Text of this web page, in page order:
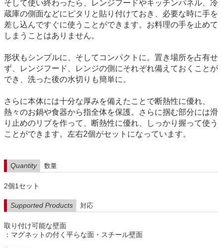
そして使い終わったら、レンジフードやキッチンパネル、冷
蔵庫の側面などにピタリと貼り付けておき、必要な時に手を
差し込んですぐに使うことができます。お料理の手を止めて
しまうことはありません。
形状もシンプルに、そしてコンパクトに。置き場所を占有せ
ず、レンジフード、レンジの側にそれぞれ備えておくことが
でき、洗った後の水切りも簡単に。
さらに本体には十分な厚みを備えたことで断熱性に優れ、
熱々のお鍋や食器から指全体を保護。さらに掴む部分には滑
り止めのリブを作って、断熱性に優れ、しっかり握って使う
ことができます。左右2個がセットになっています。
Quantity 数量
2個1セット
Supported Products 対応
取り付け可能な壁面
：マグネットの付く平らな面・スチール壁面